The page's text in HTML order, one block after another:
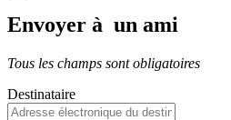
Envoyer à un ami
Tous les champs sont obligatoires
Destinataire